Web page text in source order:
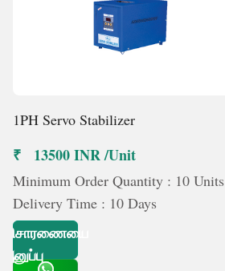
1PH Servo Stabilizer
₹ 13500 INR /Unit
Minimum Order Quantity : 10 Units
Delivery Time : 10 Days
விசாரணையை
அனுப்பு